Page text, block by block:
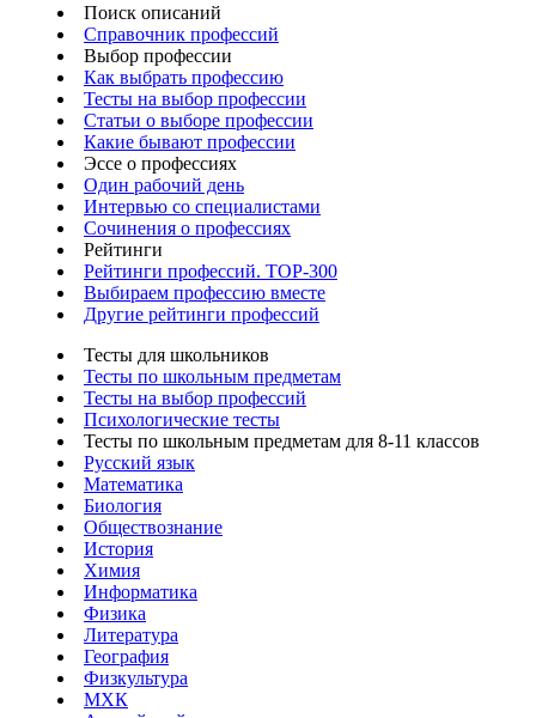
Поиск описаний
Справочник профессий
Выбор профессии
Как выбрать профессию
Тесты на выбор профессии
Статьи о выборе профессии
Какие бывают профессии
Эссе о профессиях
Один рабочий день
Интервью со специалистами
Сочинения о профессиях
Рейтинги
Рейтинги профессий. TOP-300
Выбираем профессию вместе
Другие рейтинги профессий
Тесты для школьников
Тесты по школьным предметам
Тесты на выбор профессий
Психологические тесты
Тесты по школьным предметам для 8-11 классов
Русский язык
Математика
Биология
Обществознание
История
Химия
Информатика
Физика
Литература
География
Физкультура
МХК